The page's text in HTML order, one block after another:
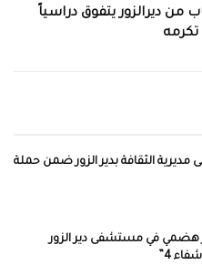
من ديرالزور يتفوق دراسياً
تكرمه
إلى مديرية الثقافة بدير الزور ضمن حملة
هضمي في مستشفى دير الزور
4”